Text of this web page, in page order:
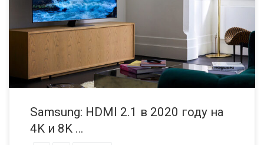
портом HDMI 2.1. HDMI 2.1 в телевизорах Samsung Как и у Sony,
возникла путаница по поводу поддержки HDMI 2.1 в телевизорах
Samsung 2020 года. Первоначально компания заявила, что только
8K телевизоры […]
Samsung: HDMI 2.1 в 2020 году на
4K и 8K …